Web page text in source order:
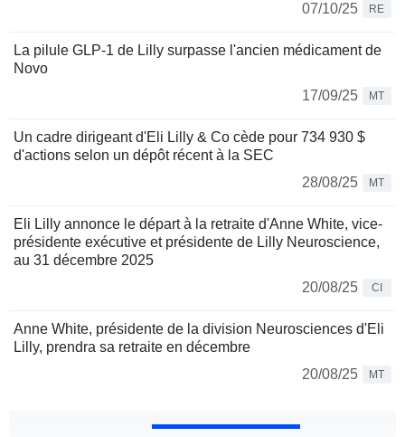
07/10/25
RE
La pilule GLP-1 de Lilly surpasse l'ancien médicament de
Novo
17/09/25
MT
Un cadre dirigeant d'Eli Lilly & Co cède pour 734 930 $
d'actions selon un dépôt récent à la SEC
28/08/25
MT
Eli Lilly annonce le départ à la retraite d'Anne White, vice-
présidente exécutive et présidente de Lilly Neuroscience,
au 31 décembre 2025
20/08/25
CI
Anne White, présidente de la division Neurosciences d'Eli
Lilly, prendra sa retraite en décembre
20/08/25
MT